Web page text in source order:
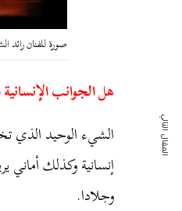
صورة للفنان
هل الجوانب
الشيء الوحيد الذي
إنسانية وكذلك أماني
وجلادا.
المقال التالي